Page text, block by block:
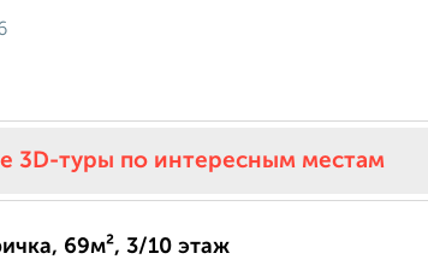
3D-туры по интересным местам
69м², 3/10 этаж